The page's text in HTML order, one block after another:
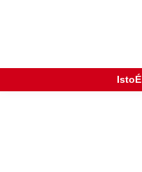
IstoÉ